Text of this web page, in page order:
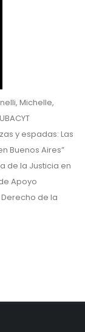
Michelle,
y espadas: Las
Buenos Aires”
de la Justicia en
Apoyo
de la